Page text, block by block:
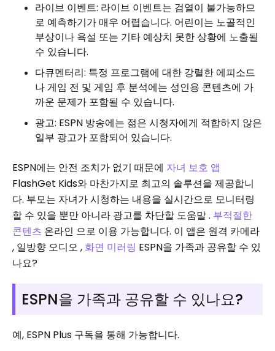
라이브 이벤트: 라이브 이벤트는 검열이 불가능하므
로 예측하기가 매우 어렵습니다. 어린이는 노골적인
부상이나 욕설 또는 기타 예상치 못한 상황에 노출될
수 있습니다.
다큐멘터리: 특정 프로그램에 대한 강렬한 에피소드
나 게임 전 및 게임 후 분석에는 성인용 콘텐츠에 가
까운 문제가 포함될 수 있습니다.
광고: ESPN 방송에는 젊은 시청자에게 적합하지 않은
일부 광고가 포함되어 있습니다.
ESPN에는 안전 조치가 없기 때문에 자녀 보호 앱
FlashGet Kids와 마찬가지로 최고의 솔루션을 제공합니
다. 부모는 자녀가 시청하는 내용을 실시간으로 모니터링
할 수 있을 뿐만 아니라 광고를 차단할 도움말 . 부적절한
콘텐츠 온라인 으로 이용 가능합니다. 이 앱은 원격 카메라
, 일방향 오디오 , 화면 미러링 ESPN을 가족과 공유할 수 있
나요?
ESPN을 가족과 공유할 수 있나요?
예, ESPN Plus 구독을 통해 가능합니다.